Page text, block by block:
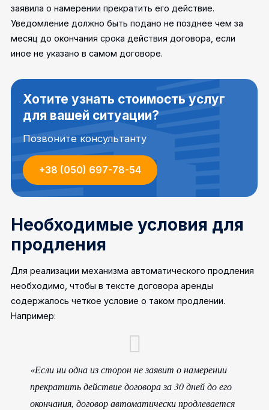
заявила о намерении прекратить его действие.
Уведомление должно быть подано не позднее чем за
месяц до окончания срока действия договора, если
иное не указано в самом договоре.
Хотите узнать стоимость услуг
для вашей ситуации?
Позвоните консультанту
+38 (050) 697-78-54
Необходимые условия для
продления
Для реализации механизма автоматического продления
необходимо, чтобы в тексте договора аренды
содержалось четкое условие о таком продлении.
Например:
«Если ни одна из сторон не заявит о намерении
прекратить действие договора за 30 дней до его
окончания, договор автоматически продлевается